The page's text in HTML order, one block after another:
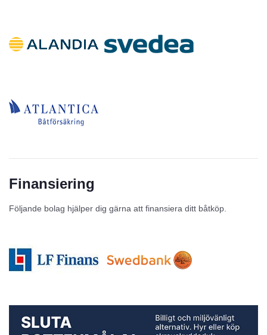
Finansiering
Följande bolag hjälper dig gärna att finansiera ditt båtköp.